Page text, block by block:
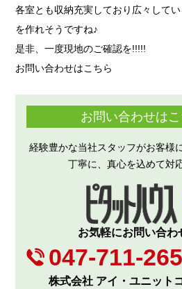
各室とも収納充実しており広々して
を作れそうですね♪
是非、一度現地のご確認を!!!!!
お問い合わせはこちら
お問い合わせは
経験豊かな当社スタッフがお客様
丁寧に、真心を込めて対
お気軽にお問い合わ
047-711-
株式会社 アイ・ユニット